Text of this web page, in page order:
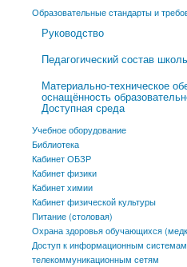
Образовательные стандарты и
Руководство
Педагогический состав
Материально-техническое
оснащённость
Доступная среда
Учебное оборудование
Библиотека
Кабинет ОБЗР
Кабинет физики
Кабинет химии
Кабинет физической культуры
Питание (столовая)
Охрана здоровья обучающихся
Доступ к информационным
телекоммуникационным сетям